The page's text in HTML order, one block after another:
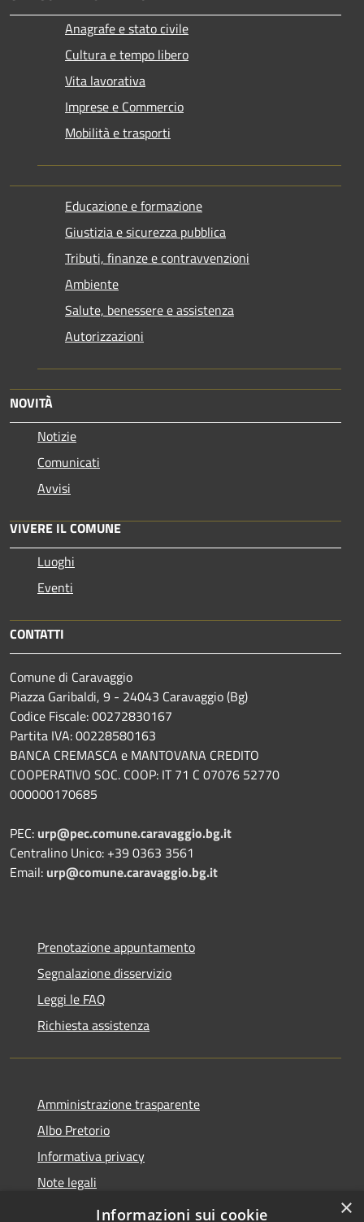
Anagrafe e stato civile
Cultura e tempo libero
Vita lavorativa
Imprese e Commercio
Mobilità e trasporti
Educazione e formazione
Giustizia e sicurezza pubblica
Tributi, finanze e contravvenzioni
Ambiente
Salute, benessere e assistenza
Autorizzazioni
NOVITÀ
Notizie
Comunicati
Avvisi
VIVERE IL COMUNE
Luoghi
Eventi
CONTATTI
Comune di Caravaggio
Piazza Garibaldi, 9 - 24043 Caravaggio (Bg)
Codice Fiscale: 00272830167
Partita IVA: 00228580163
BANCA CREMASCA e MANTOVANA CREDITO
COOPERATIVO SOC. COOP: IT 71 C 07076 52770
000000170685
PEC: urp@pec.comune.caravaggio.bg.it
Centralino Unico: +39 0363 3561
Email: urp@comune.caravaggio.bg.it
Prenotazione appuntamento
Segnalazione disservizio
Leggi le FAQ
Richiesta assistenza
Amministrazione trasparente
Albo Pretorio
Informativa privacy
Note legali
Dichiarazione di accessibilità
×
Informazioni sui cookie